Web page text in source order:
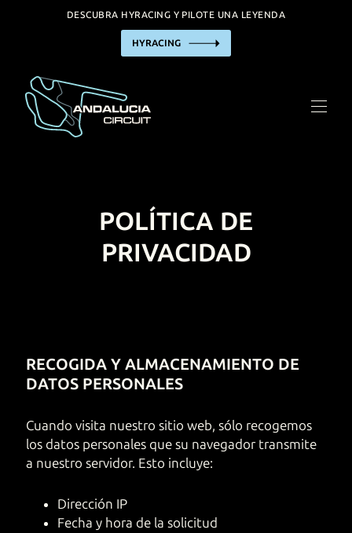
DESCUBRA HYRACING Y PILOTE UNA LEYENDA
HYRACING
EL CIRCUITO
HYRACING EXPERIENCE
EMPRESAS
INSTALACIONES
POLÍTICA DE
PRIVACIDAD
RECOGIDA Y ALMACENAMIENTO DE
DATOS PERSONALES
Cuando visita nuestro sitio web, sólo recogemos
los datos personales que su navegador transmite
a nuestro servidor. Esto incluye:
Dirección IP
Fecha y hora de la solicitud